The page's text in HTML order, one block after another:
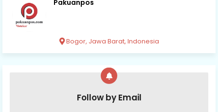
Pakuanpos
Bogor, Jawa Barat, Indonesia
Follow by Email